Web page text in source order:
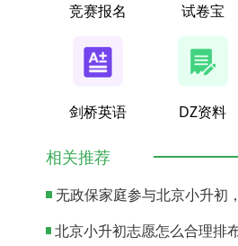
竞赛报名 试卷宝
剑桥英语 DZ资料
相关推荐